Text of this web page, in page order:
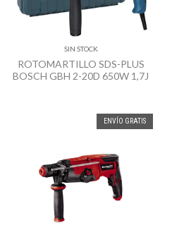
SIN STOCK
ROTOMARTILLO SDS-PLUS
BOSCH GBH 2-20D 650W 1,7J
ENVÍO GRATIS